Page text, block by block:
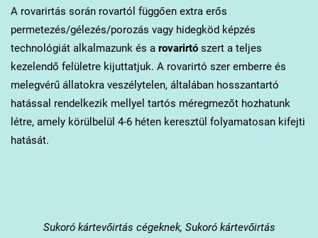
A rovarirtás során rovartól függően extra erős
permetezés/gélezés/porozás vagy hidegköd képzés
technológiát alkalmazunk és a rovarirtószert a teljes
kezelendő felületre kijuttatjuk. A rovarirtó szer emberre és
melegvérű állatokra veszélytelen, általában hosszantartó
hatással rendelkezik mellyel tartós méregmezőt hozhatunk
létre, amely körülbelül 4-6 héten keresztül folyamatosan kifejti
hatását.
Sukorókártevőirtás cégeknek, Sukoró kártevőirtás